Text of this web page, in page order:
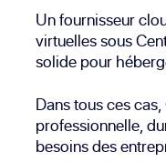
Un fournisseur
virtuelles sous
solide pour
Dans tous ces
professionnelle,
besoins des